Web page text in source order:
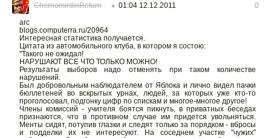
ChernomirdinReturn ○ 01:04 12.12.2011
0
arc
blogs.computerra.ru/20964
Интересная статистика получается.
Цитата из автомобильного клуба, в котором я состою:
"Такого не ожидал!
НАРУШАЮТ ВСЕ ЧТО ТОЛЬКО МОЖНО!
Результаты выборов надо отменять при таком количестве
нарушений.
Был добровольным наблюдателем от Яблока и лично видел пачки
бюллетеней во вскрытых урнах, людей, за которых уже кто-то
проголосовал, подгонку цифр по спискам и многое-многое другое!
Члены комиссий - учителя боятся пикнуть, в приватных беседах
признаются, что в противном случае им придется увольняться.
Менты сидят, потупив глазки и следят только за порядком - вбросы
и подделки их не интересуют. На соседнем участке "чужих"